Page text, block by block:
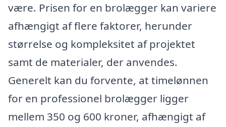
være. Prisen for en brolægger kan variere
afhængigt af flere faktorer, herunder
størrelse og kompleksitet af projektet
samt de materialer, der anvendes.
Generelt kan du forvente, at timelønnen
for en professionel brolægger ligger
mellem 350 og 600 kroner, afhængigt af